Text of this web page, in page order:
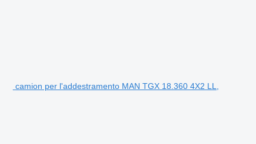
camion per l'addestramento MAN TGX 18.360 4X2 LL,